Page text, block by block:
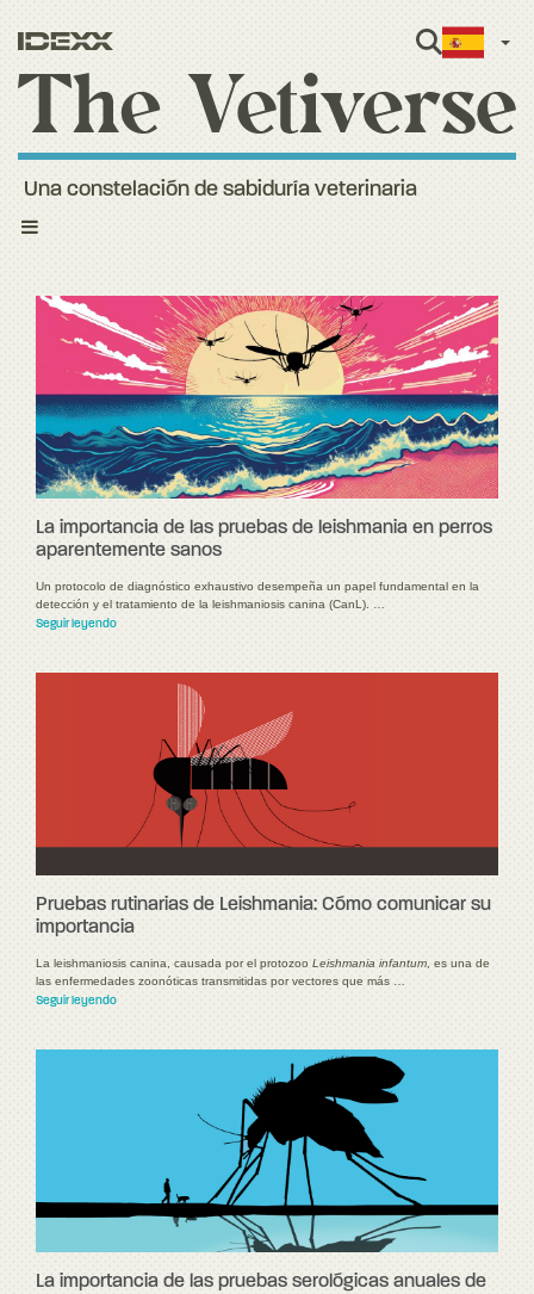
Toggle
Una constelación de sabiduría veterinaria
La importancia de las pruebas de leishmania en perros
aparentemente sanos
Un protocolo de diagnóstico exhaustivo desempeña un papel fundamental en la
detección y el tratamiento de la leishmaniosis canina (CanL). …
Seguir leyendo
Pruebas rutinarias de Leishmania: Cómo comunicar su
importancia
La leishmaniosis canina, causada por el protozoo Leishmania infantum , es una de
las enfermedades zoonóticas transmitidas por vectores que más …
Seguir leyendo
La importancia de las pruebas serológicas anuales de